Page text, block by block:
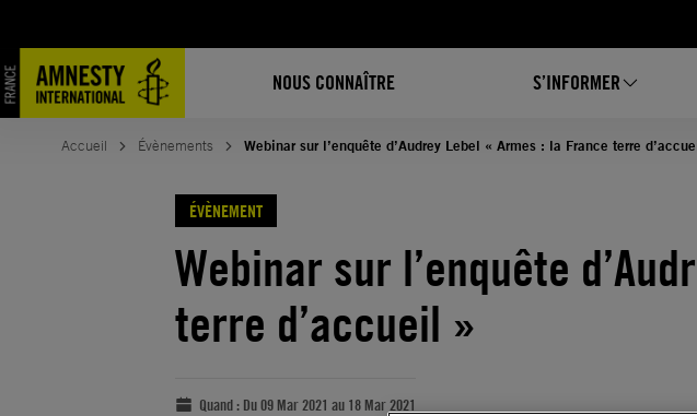
NOUS CONNAÎTRE S’INFORMER
Accueil Évènements Webinar sur l’enquête d’Audrey Lebel « Armes : la France terre
ÉVÈNEMENT
Webinar sur l’enquête
terre d’accueil »
Quand : Du 09 Mar 2021 au 18 Mar 2021